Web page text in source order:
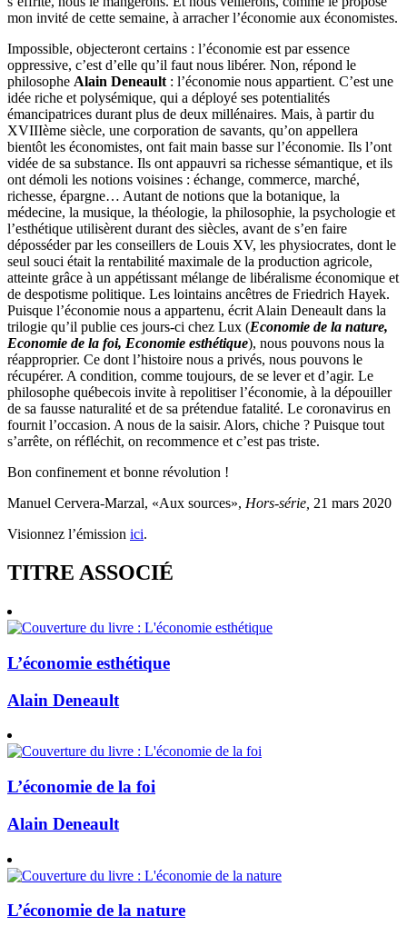
mon invité de cette semaine, à arracher l’économie aux économistes.
Impossible, objecteront certains : l’économie est par essence
oppressive, c’est d’elle qu’il faut nous libérer. Non, répond le
philosophe Alain Deneault: l’économie nous appartient. C’est une
idée riche et polysémique, qui a déployé ses potentialités
émancipatrices durant plus de deux millénaires. Mais, à partir du
XVIIIème siècle, une corporation de savants, qu’on appellera
bientôt les économistes, ont fait main basse sur l’économie. Ils l’ont
vidée de sa substance. Ils ont appauvri sa richesse sémantique, et ils
ont démoli les notions voisines : échange, commerce, marché,
richesse, épargne… Autant de notions que la botanique, la
médecine, la musique, la théologie, la philosophie, la psychologie et
l’esthétique utilisèrent durant des siècles, avant de s’en faire
déposséder par les conseillers de Louis XV, les physiocrates, dont le
seul souci était la rentabilité maximale de la production agricole,
atteinte grâce à un appétissant mélange de libéralisme économique et
de despotisme politique. Les lointains ancêtres de Friedrich Hayek.
Puisque l’économie nous a appartenu, écrit Alain Deneault dans la
trilogie qu’il publie ces jours-ci chez Lux (Economie de la nature,
Economie de la foi, Economie esthétique), nous pouvons nous la
réapproprier. Ce dont l’histoire nous a privés, nous pouvons le
récupérer. A condition, comme toujours, de se lever et d’agir. Le
philosophe québecois invite à repolitiser l’économie, à la dépouiller
de sa fausse naturalité et de sa prétendue fatalité. Le coronavirus en
fournit l’occasion. A nous de la saisir. Alors, chiche ? Puisque tout
s’arrête, on réfléchit, on recommence et c’est pas triste.
Bon confinement et bonne révolution !
Manuel Cervera-Marzal, «Aux sources», Hors-série, 21 mars 2020
Visionnez l’émission ici.
TITRE ASSOCIÉ
L’économie esthétique
Alain Deneault
L’économie de la foi
Alain Deneault
L’économie de la nature